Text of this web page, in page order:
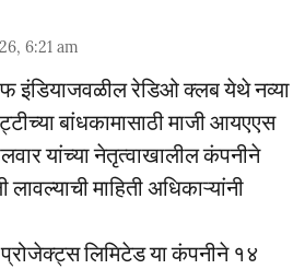
6:21 am
इंडियाजवळील रेडिओ क्लब येथे नव्या
बांधकामासाठी माजी आयएएस
यांच्या नेतृत्वाखालील कंपनीने
माहिती अधिकाऱ्यांनी
प्रोजेक्ट्स लिमिटेड या कंपनीने १४